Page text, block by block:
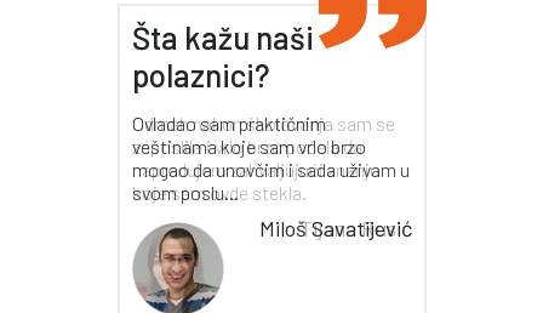
Šta kažu naši
polaznici?
Odmah nakon školovanja sam se
zaposlila i vrlo brzo počela da
napredujem zahvaljujući znanju
koje sam ovde stekla.
Tijana Rusić